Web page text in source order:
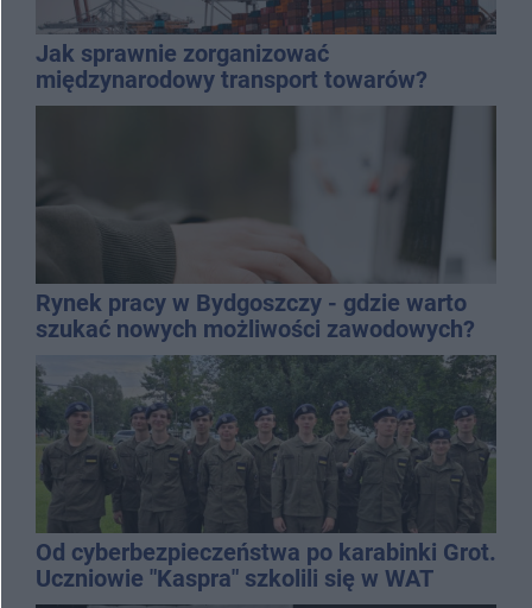
Jak sprawnie zorganizować
międzynarodowy transport towarów?
Rynek pracy w Bydgoszczy - gdzie warto
szukać nowych możliwości zawodowych?
Od cyberbezpieczeństwa po karabinki Grot.
Uczniowie "Kaspra" szkolili się w WAT